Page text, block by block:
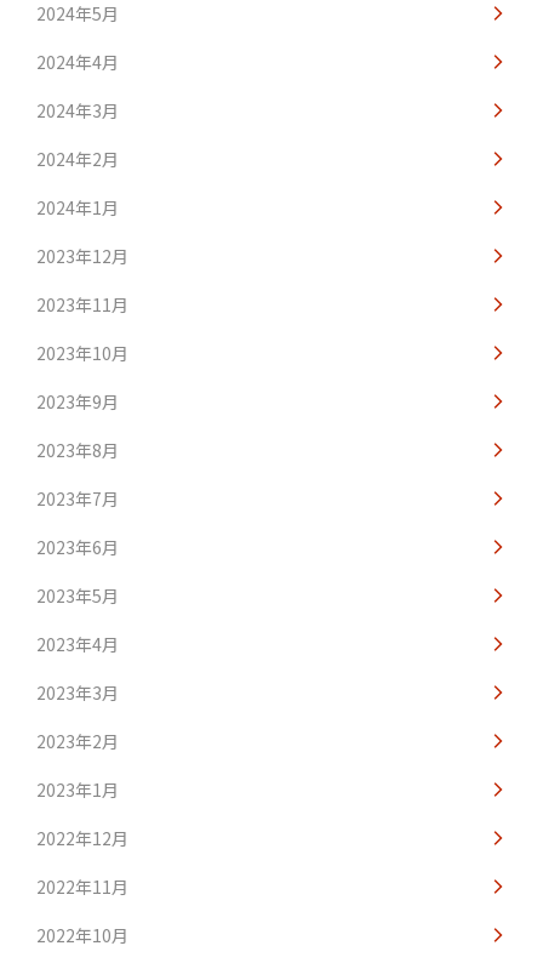
2024年5月
2024年4月
2024年3月
2024年2月
2024年1月
2023年12月
2023年11月
2023年10月
2023年9月
2023年8月
2023年7月
2023年6月
2023年5月
2023年4月
2023年3月
2023年2月
2023年1月
2022年12月
2022年11月
2022年10月